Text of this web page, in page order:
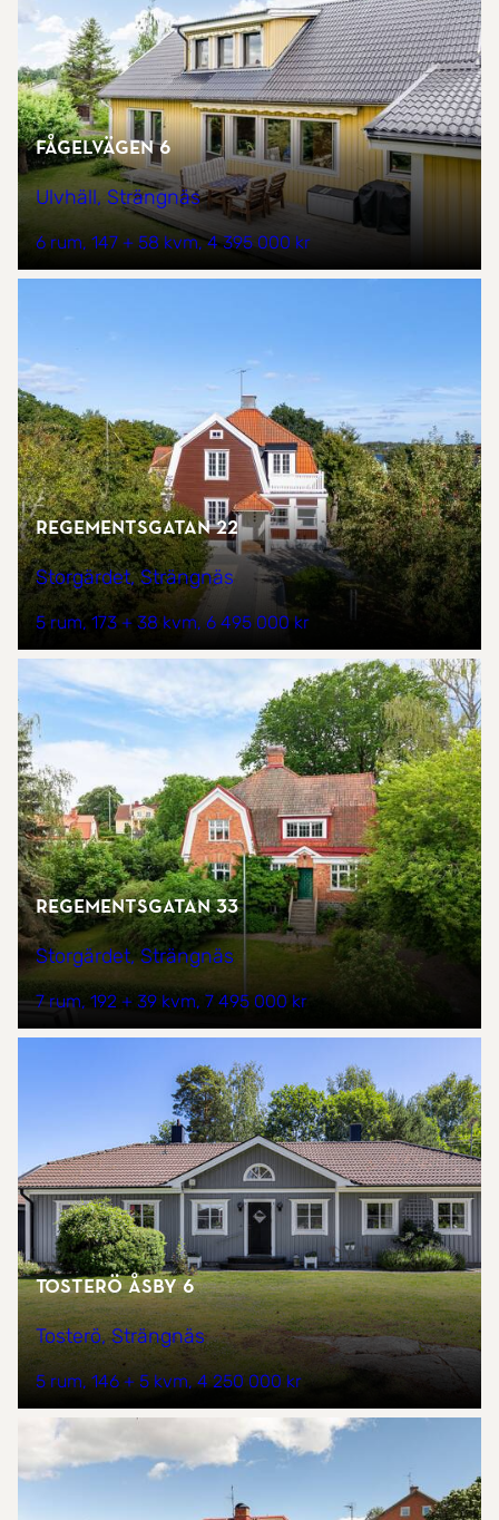
Fågelvägen 6
Ulvhäll, Strängnäs
6 rum 147 + 58 kvm 4 395 000 kr
Regementsgatan 22
Storgärdet, Strängnäs
5 rum 173 + 38 kvm 6 495 000 kr
Regementsgatan 33
Storgärdet, Strängnäs
7 rum 192 + 39 kvm 7 495 000 kr
Tosterö Åsby 6
Tosterö, Strängnäs
5 rum 146 + 5 kvm 4 250 000 kr